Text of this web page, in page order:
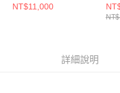
NT$11,000
詳細說明